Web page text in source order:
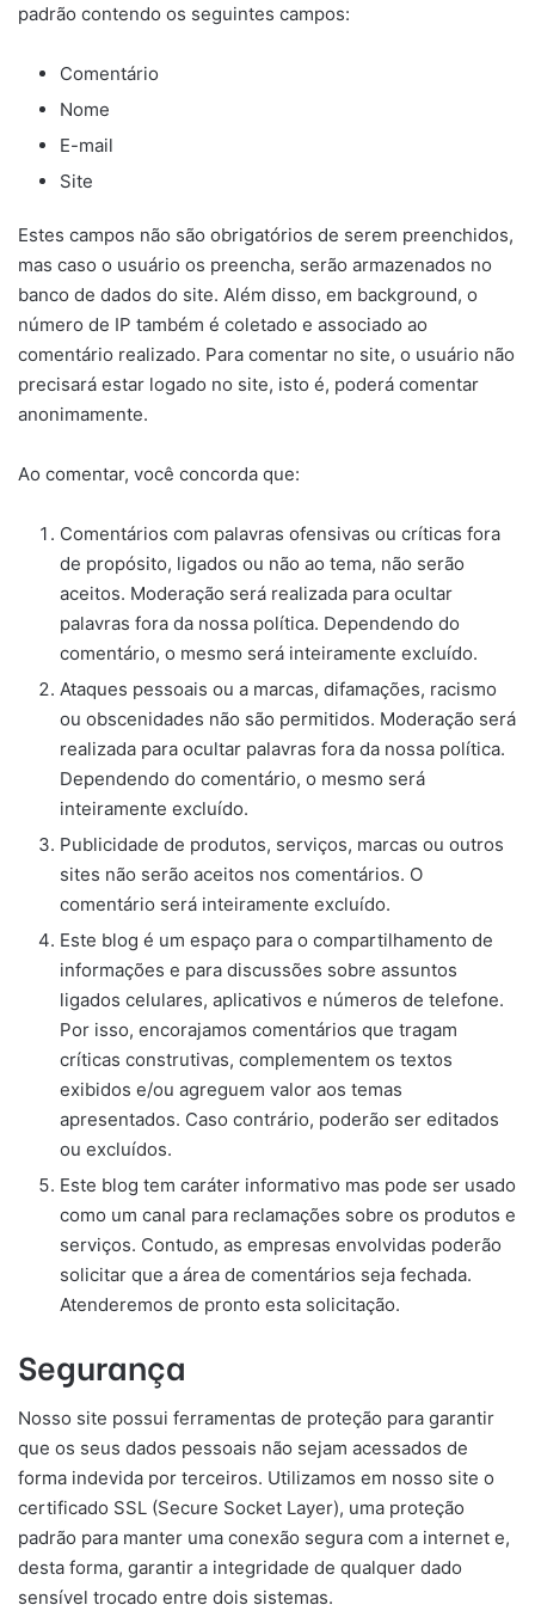
padrão contendo os seguintes campos:
Comentário
Nome
E-mail
Site
Estes campos não são obrigatórios de serem preenchidos,
mas caso o usuário os preencha, serão armazenados no
banco de dados do site. Além disso, em background, o
número de IP também é coletado e associado ao
comentário realizado. Para comentar no site, o usuário não
precisará estar logado no site, isto é, poderá comentar
anonimamente.
Ao comentar, você concorda que:
Comentários com palavras ofensivas ou críticas fora
de propósito, ligados ou não ao tema, não serão
aceitos. Moderação será realizada para ocultar
palavras fora da nossa política. Dependendo do
comentário, o mesmo será inteiramente excluído.
Ataques pessoais ou a marcas, difamações, racismo
ou obscenidades não são permitidos. Moderação será
realizada para ocultar palavras fora da nossa política.
Dependendo do comentário, o mesmo será
inteiramente excluído.
Publicidade de produtos, serviços, marcas ou outros
sites não serão aceitos nos comentários. O
comentário será inteiramente excluído.
Este blog é um espaço para o compartilhamento de
informações e para discussões sobre assuntos
ligados celulares, aplicativos e números de telefone.
Por isso, encorajamos comentários que tragam
críticas construtivas, complementem os textos
exibidos e/ou agreguem valor aos temas
apresentados. Caso contrário, poderão ser editados
ou excluídos.
Este blog tem caráter informativo mas pode ser usado
como um canal para reclamações sobre os produtos e
serviços. Contudo, as empresas envolvidas poderão
solicitar que a área de comentários seja fechada.
Atenderemos de pronto esta solicitação.
Segurança
Nosso site possui ferramentas de proteção para garantir
que os seus dados pessoais não sejam acessados de
forma indevida por terceiros. Utilizamos em nosso site o
certificado SSL (Secure Socket Layer), uma proteção
padrão para manter uma conexão segura com a internet e,
desta forma, garantir a integridade de qualquer dado
sensível trocado entre dois sistemas.